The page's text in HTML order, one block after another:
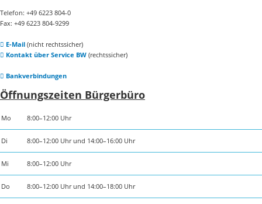
Telefon: +49 6223 804-0
Fax: +49 6223 804-9299
E-Mail(nicht rechtssicher)
Kontakt über Service BW(rechtssicher)
Bankverbindungen
Öffnungszeiten Bürgerbüro
Mo 8:00–12:00 Uhr
Di 8:00–12:00 Uhr und 14:00–16:00 Uhr
Mi 8:00–12:00 Uhr
Do 8:00–12:00 Uhr und 14:00–18:00 Uhr